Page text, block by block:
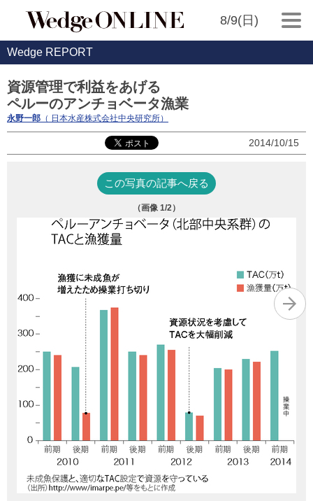
8/9(日)
Wedge REPORT
資源管理で利益をあげる
ペルーのアンチョベータ漁業
永野一郎 （ 日本水産株式会社中央研究所）
2014/10/15
この写真の記事へ戻る
（画像 1/2）